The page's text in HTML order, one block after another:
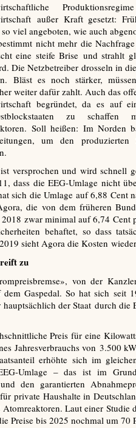
außer Kraft gesetzt:
viel angeboten, wie auch
nicht mehr die
eine steife Brise und strahlt
Die Netzbetreiber drosseln in
Bläst es noch stärker,
weiter dafür zahlt. Auch das
begründet, da es auf
zu schaffen
Soll heißen: Im
um den
versprochen und wird schnell
dass die EEG-Umlage nicht
sich die Umlage auf 6,88 Cent
die von dem früheren
2018 zwar minimal auf 6,74
behaftet, so dass
sieht Agora die Kosten
zu
von der
Gaspedal. So hat sich seit
der Staat durch
Preis für eine
Jahresverbrauchs von 3.500
erhöhte sich im
Umlage – das ist im
den garantierten
private Haushalte in
Atomreaktoren. Laut einer Studie
Preise bis 2025 nochmal um